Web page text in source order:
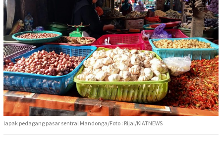
lapak pedagang pasar sentral Mandonga/Foto : Rijal/KIATNEWS